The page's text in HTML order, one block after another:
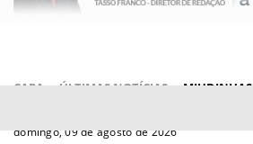
CAPA ÚLTIMAS NOTÍCIAS MIUDINHAS
domingo, 09 de agosto de 2026